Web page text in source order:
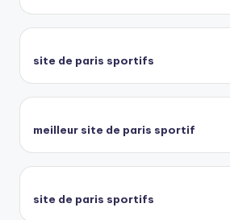
site de paris sportifs
meilleur site de paris sportif
site de paris sportifs